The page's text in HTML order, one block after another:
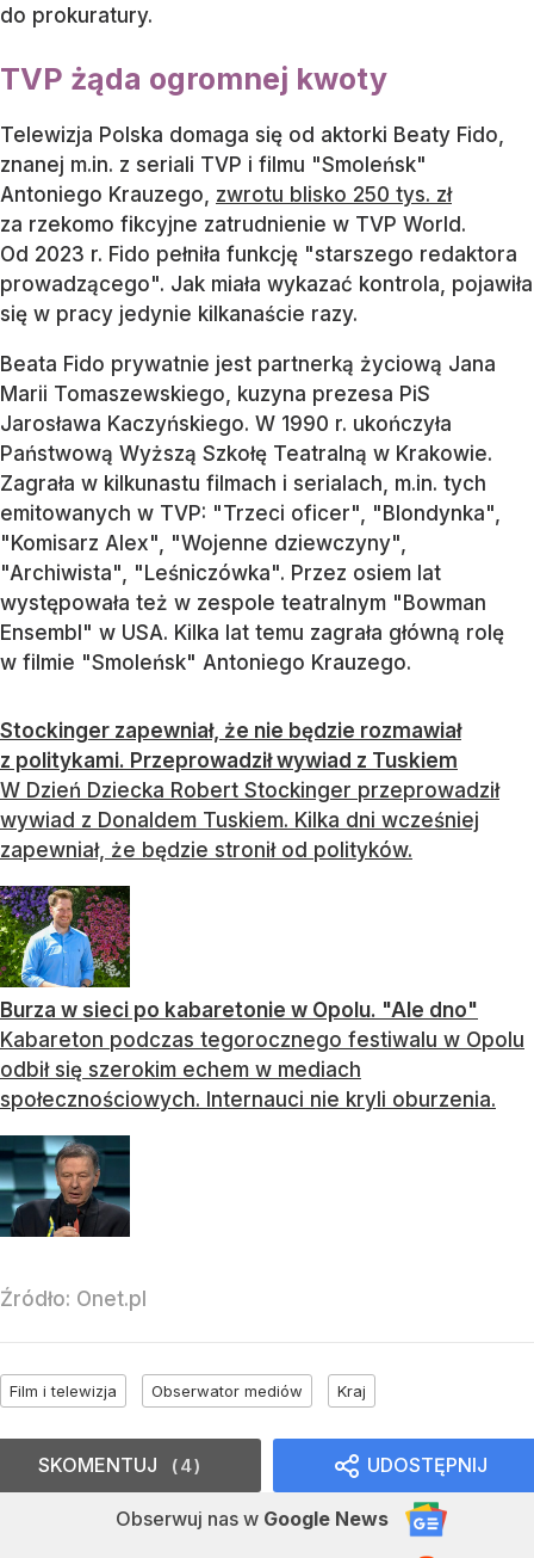
do prokuratury.
TVP żąda ogromnej kwoty
Telewizja Polska domaga się od aktorki Beaty Fido,
znanej m.in. z seriali TVP i filmu "Smoleńsk"
Antoniego Krauzego, zwrotu blisko 250 tys. zł
za rzekomo fikcyjne zatrudnienie w TVP World.
Od 2023 r. Fido pełniła funkcję "starszego redaktora
prowadzącego". Jak miała wykazać kontrola, pojawiła
się w pracy jedynie kilkanaście razy.
Beata Fido prywatnie jest partnerką życiową Jana
Marii Tomaszewskiego, kuzyna prezesa PiS
Jarosława Kaczyńskiego. W 1990 r. ukończyła
Państwową Wyższą Szkołę Teatralną w Krakowie.
Zagrała w kilkunastu filmach i serialach, m.in. tych
emitowanych w TVP: "Trzeci oficer", "Blondynka",
"Komisarz Alex", "Wojenne dziewczyny",
"Archiwista", "Leśniczówka". Przez osiem lat
występowała też w zespole teatralnym "Bowman
Ensembl" w USA. Kilka lat temu zagrała główną rolę
w filmie "Smoleńsk" Antoniego Krauzego.
Stockinger zapewniał, że nie będzie rozmawiał
z politykami. Przeprowadził wywiad z Tuskiem
W Dzień Dziecka Robert Stockinger przeprowadził
wywiad z Donaldem Tuskiem. Kilka dni wcześniej
zapewniał, że będzie stronił od polityków.
Burza w sieci po kabaretonie w Opolu. "Ale dno"
Kabareton podczas tegorocznego festiwalu w Opolu
odbił się szerokim echem w mediach
społecznościowych. Internauci nie kryli oburzenia.
Źródło: Onet.pl
Film i telewizja Obserwator mediów Kraj
UDOSTĘPNIJ
Obserwuj nas w Google News
SKOMENTUJ 4